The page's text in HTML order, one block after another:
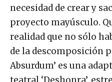
necesidad de crear y
proyecto mayúsculo.
realidad que no sólo
de la descomposición
Absurdum’ es una